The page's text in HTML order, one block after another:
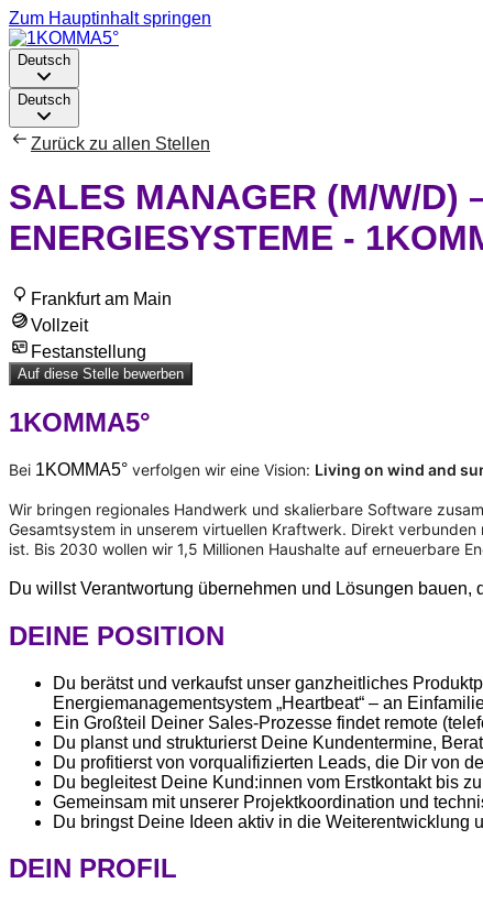
Zum Hauptinhalt springen
Deutsch
Deutsch
Zurück zu allen Stellen
SALES MANAGER (M/W/D)
ENERGIESYSTEME -
Frankfurt am Main
Vollzeit
Festanstellung
Auf diese Stelle bewerben
1KOMMA5°
Bei 1KOMMA5° verfolgen wir eine Vision: Living on wind and
Wir bringen regionales Handwerk und skalierbare Software
Gesamtsystem in unserem virtuellen Kraftwerk. Direkt
ist. Bis 2030 wollen wir 1,5 Millionen Haushalte auf erneuerbare
Du willst Verantwortung übernehmen und Lösungen
DEINE POSITION
Du berätst und verkaufst unser ganzheitliches
Energiemanagementsystem „Heartbeat“ – an
Ein Großteil Deiner Sales-Prozesse findet remote
Du planst und strukturierst Deine Kundentermine,
Du profitierst von vorqualifizierten Leads, die Dir von
Du begleitest Deine Kund:innen vom Erstkontakt bis
Gemeinsam mit unserer Projektkoordination und
Du bringst Deine Ideen aktiv in die Weiterentwicklung
DEIN PROFIL